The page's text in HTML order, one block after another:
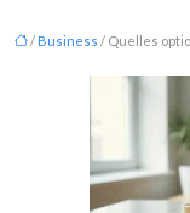
/ Business / Quelles